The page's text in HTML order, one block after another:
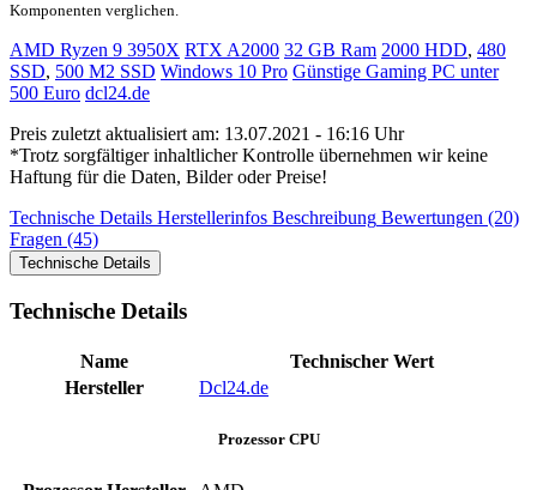
Komponenten verglichen.
AMD Ryzen 9 3950X RTX A2000 32 GB Ram 2000 HDD, 480
SSD, 500 M2 SSD Windows 10 Pro Günstige Gaming PC unter
500 Euro dcl24.de
Preis zuletzt aktualisiert am: 13.07.2021 - 16:16 Uhr
*Trotz sorgfältiger inhaltlicher Kontrolle übernehmen wir keine
Haftung für die Daten, Bilder oder Preise!
Technische Details Herstellerinfos Beschreibung Bewertungen (20)
Fragen (45)
Technische Details
Technische Details
Name
Technischer Wert
Hersteller
Dcl24.de
Prozessor CPU